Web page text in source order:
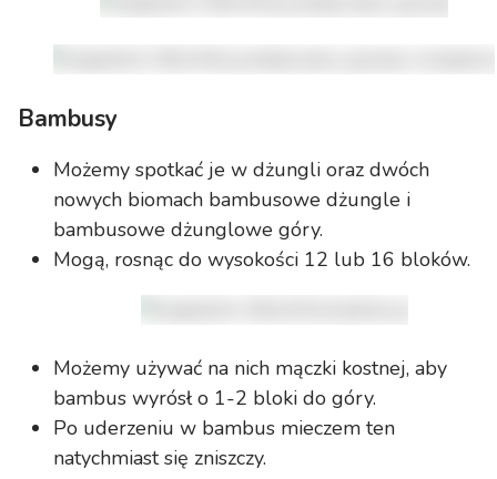
Bambusy
Możemy spotkać je w dżungli oraz dwóch
nowych biomach bambusowe dżungle i
bambusowe dżunglowe góry.
Mogą, rosnąc do wysokości 12 lub 16 bloków.
Możemy używać na nich mączki kostnej, aby
bambus wyrósł o 1-2 bloki do góry.
Po uderzeniu w bambus mieczem ten
natychmiast się zniszczy.